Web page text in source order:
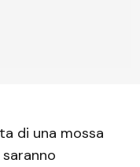
di una mossa